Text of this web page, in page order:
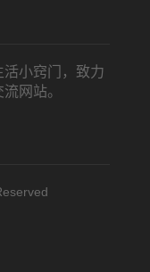
小窍门，致力
网站。